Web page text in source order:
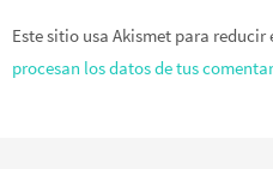
Este sitio usa Akismet para reducir
procesan los datos de tus